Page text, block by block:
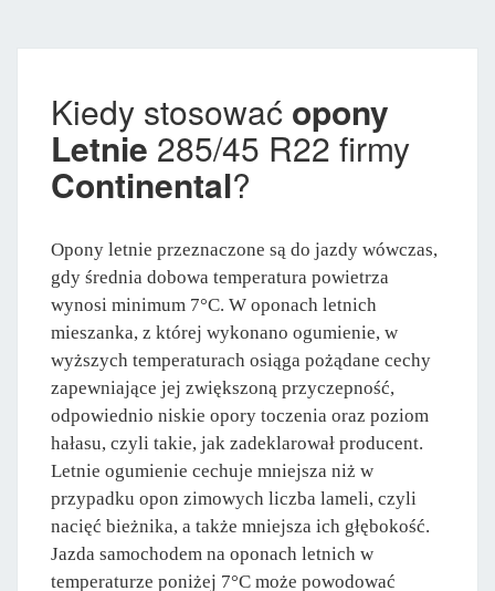
Kiedy stosować opony
Letnie 285/45 R22 firmy
Continental?
Opony letnie przeznaczone są do jazdy wówczas,
gdy średnia dobowa temperatura powietrza
wynosi minimum 7°C. W oponach letnich
mieszanka, z której wykonano ogumienie, w
wyższych temperaturach osiąga pożądane cechy
zapewniające jej zwiększoną przyczepność,
odpowiednio niskie opory toczenia oraz poziom
hałasu, czyli takie, jak zadeklarował producent.
Letnie ogumienie cechuje mniejsza niż w
przypadku opon zimowych liczba lameli, czyli
nacięć bieżnika, a także mniejsza ich głębokość.
Jazda samochodem na oponach letnich w
temperaturze poniżej 7°C może powodować